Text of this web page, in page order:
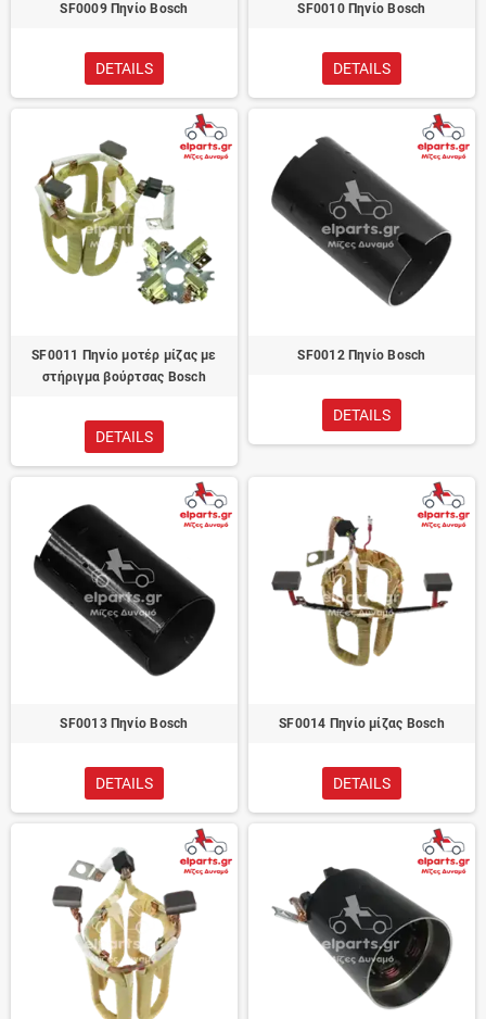
SF0009 Πηνίο Bosch
DETAILS
SF0010 Πηνίο Bosch
DETAILS
SF0011 Πηνίο μοτέρ μίζας με
στήριγμα βούρτσας Bosch
DETAILS
SF0012 Πηνίο Bosch
DETAILS
SF0013 Πηνίο Bosch
DETAILS
SF0014 Πηνίο μίζας Bosch
DETAILS